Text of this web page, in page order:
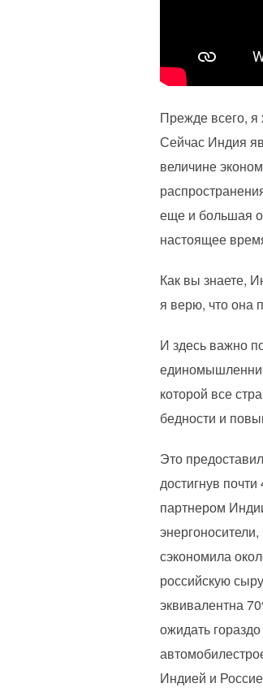
Прежде всего, я
Сейчас Индия
величине
еще и большая
настоящее
Как вы знаете,
я верю, что она
И здесь важно
которой все
бедности и
Это
достигнув
партнером
сэкономила
российскую
эквивалентна
ожидать
Индией и